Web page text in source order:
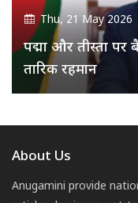
Thu, 21 May 2026
पद्मा और तीस्ता पर
तारिक रहमान
About Us
Anugamini provide